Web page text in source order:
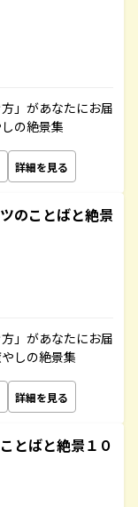
」があなたにお届
の絶景集
詳細を見る
のことばと絶景
」があなたにお届
しの絶景集
詳細を見る
とばと絶景１０